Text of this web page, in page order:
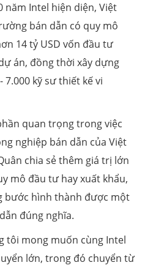
năm Intel hiện diện, Việt
bán dẫn có quy mô
14 tỷ USD vốn đầu tư
án, đồng thời xây dựng
kỹ sư thiết kế vi
quan trọng trong việc
nghiệp bán dẫn của Việt
chia sẻ thêm giá trị lớn
mô đầu tư hay xuất khẩu,
bước hình thành được một
đúng nghĩa.
tôi mong muốn cùng Intel
lớn, trong đó chuyển từ